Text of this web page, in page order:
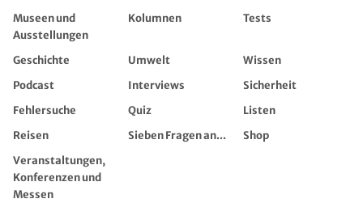
Museen und
Ausstellungen
Kolumnen Tests
Geschichte Umwelt
Wissen
Podcast
Interviews
Sicherheit
Fehlersuche
Quiz
Listen
Reisen
Sieben Fragen an...
Shop
Veranstaltungen,
Konferenzen und
Messen